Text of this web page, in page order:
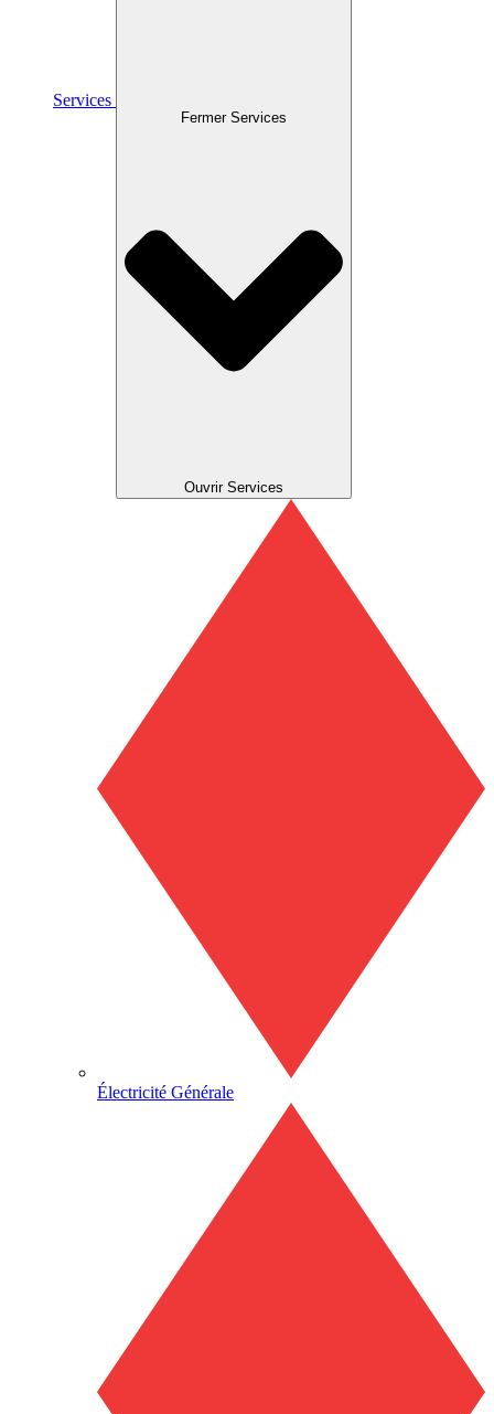
Services
Fermer Services
Ouvrir Services
Électricité Générale